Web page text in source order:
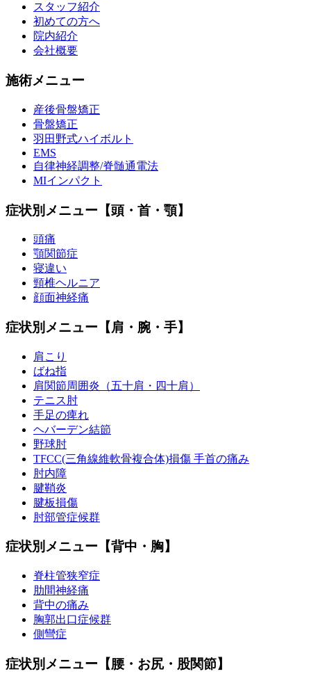
スタッフ紹介
初めての方へ
院内紹介
会社概要
施術メニュー
産後骨盤矯正
骨盤矯正
羽田野式ハイボルト
EMS
自律神経調整/脊髄通電法
MIインパクト
症状別メニュー【頭・首・顎】
頭痛
顎関節症
寝違い
頸椎ヘルニア
顔面神経痛
症状別メニュー【肩・腕・手】
肩こり
ばね指
肩関節周囲炎（五十肩・四十肩）
テニス肘
手足の痺れ
ヘバーデン結節
野球肘
TFCC(三角線維軟骨複合体)損傷 手首の痛み
肘内障
腱鞘炎
腱板損傷
肘部管症候群
症状別メニュー【背中・胸】
脊柱管狭窄症
肋間神経痛
背中の痛み
胸郭出口症候群
側彎症
症状別メニュー【腰・お尻・股関節】